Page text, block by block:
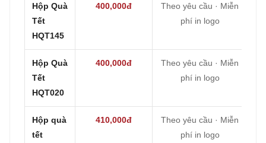
Hộp Quà
Tết
HQT145
400,000đ
Theo yêu cầu · Miễn
phí in logo
Hộp Quà
Tết
HQT020
400,000đ
Theo yêu cầu · Miễn
phí in logo
Hộp quà
tết
410,000đ
Theo yêu cầu · Miễn
phí in logo